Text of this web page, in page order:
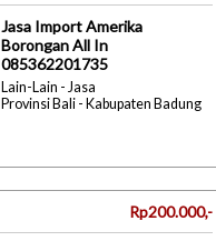
Jasa Import Amerika
Borongan All In
085362201735
Lain-Lain - Jasa
Provinsi Bali - Kabupaten Badung
Rp200.000,-